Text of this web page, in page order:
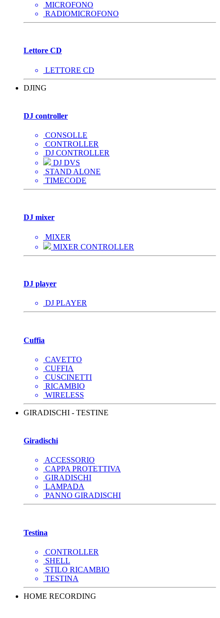
MICROFONO
RADIOMICROFONO
Lettore CD
LETTORE CD
DJING
DJ controller
CONSOLLE
CONTROLLER
DJ CONTROLLER
DJ DVS
STAND ALONE
TIMECODE
DJ mixer
MIXER
MIXER CONTROLLER
DJ player
DJ PLAYER
Cuffia
CAVETTO
CUFFIA
CUSCINETTI
RICAMBIO
WIRELESS
GIRADISCHI - TESTINE
Giradischi
ACCESSORIO
CAPPA PROTETTIVA
GIRADISCHI
LAMPADA
PANNO GIRADISCHI
Testina
CONTROLLER
SHELL
STILO RICAMBIO
TESTINA
HOME RECORDING